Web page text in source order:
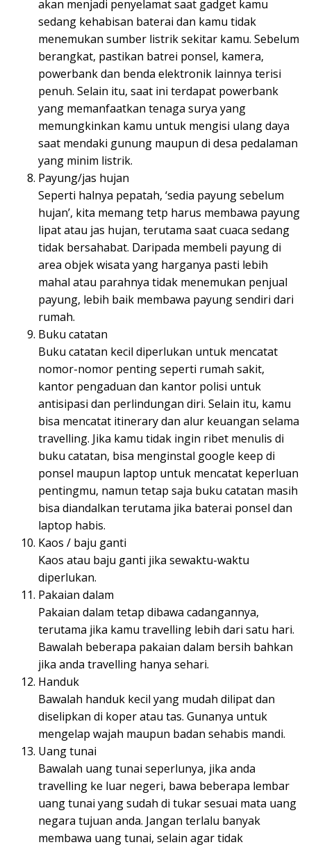
akan menjadi penyelamat saat gadget kamu
sedang kehabisan baterai dan kamu tidak
menemukan sumber listrik sekitar kamu. Sebelum
berangkat, pastikan batrei ponsel, kamera,
powerbank dan benda elektronik lainnya terisi
penuh. Selain itu, saat ini terdapat powerbank
yang memanfaatkan tenaga surya yang
memungkinkan kamu untuk mengisi ulang daya
saat mendaki gunung maupun di desa pedalaman
yang minim listrik.
Payung/jas hujan
Seperti halnya pepatah, ‘sedia payung sebelum
hujan’, kita memang tetp harus membawa payung
lipat atau jas hujan, terutama saat cuaca sedang
tidak bersahabat. Daripada membeli payung di
area objek wisata yang harganya pasti lebih
mahal atau parahnya tidak menemukan penjual
payung, lebih baik membawa payung sendiri dari
rumah.
Buku catatan
Buku catatan kecil diperlukan untuk mencatat
nomor-nomor penting seperti rumah sakit,
kantor pengaduan dan kantor polisi untuk
antisipasi dan perlindungan diri. Selain itu, kamu
bisa mencatat itinerary dan alur keuangan selama
travelling. Jika kamu tidak ingin ribet menulis di
buku catatan, bisa menginstal google keep di
ponsel maupun laptop untuk mencatat keperluan
pentingmu, namun tetap saja buku catatan masih
bisa diandalkan terutama jika baterai ponsel dan
laptop habis.
Kaos / baju ganti
Kaos atau baju ganti jika sewaktu-waktu
diperlukan.
Pakaian dalam
Pakaian dalam tetap dibawa cadangannya,
terutama jika kamu travelling lebih dari satu hari.
Bawalah beberapa pakaian dalam bersih bahkan
jika anda travelling hanya sehari.
Handuk
Bawalah handuk kecil yang mudah dilipat dan
diselipkan di koper atau tas. Gunanya untuk
mengelap wajah maupun badan sehabis mandi.
Uang tunai
Bawalah uang tunai seperlunya, jika anda
travelling ke luar negeri, bawa beberapa lembar
uang tunai yang sudah di tukar sesuai mata uang
negara tujuan anda. Jangan terlalu banyak
membawa uang tunai, selain agar tidak